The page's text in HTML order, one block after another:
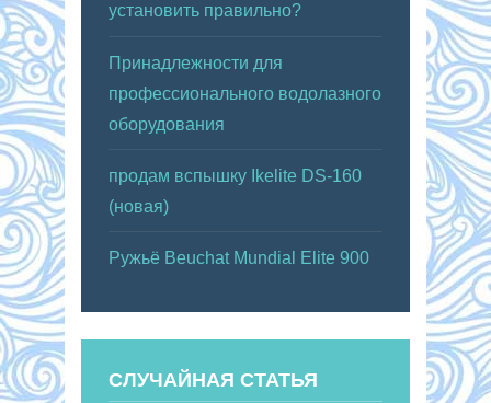
установить правильно?
Принадлежности для
профессионального водолазного
оборудования
продам вспышку Ikelite DS-160
(новая)
Ружьё Beuchat Mundial Elite 900
СЛУЧАЙНАЯ СТАТЬЯ